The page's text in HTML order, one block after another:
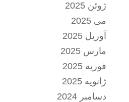
ژوئن 2025
می 2025
آوریل 2025
مارس 2025
فوریه 2025
ژانویه 2025
دسامبر 2024